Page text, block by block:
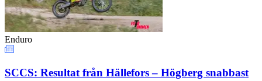
Enduro
SCCS: Resultat från Hällefors – Högberg snabbast